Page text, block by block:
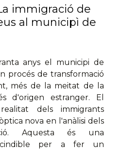
immigració de
al municipì de
anys el municipi de
procés de transformació
més de la meitat de la
d'origen estranger. El
dels immigrants
nova en l'anàlisi dels
Aquesta és una
per a fer un